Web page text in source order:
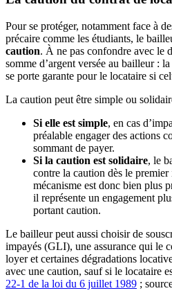
Pour se protéger, notamment face à
précaire comme les étudiants, le
caution. À ne pas confondre avec le
somme d’argent versée au bailleur :
se porte garante pour le locataire si
La caution peut être simple ou
Si elle est simple, en cas
préalable engager des actions
sommant de payer.
Si la caution est solidaire, le
contre la caution dès le
mécanisme est donc bien plus
il représente un engagement
portant caution.
Le bailleur peut aussi choisir de
impayés (GLI), une assurance qui le
loyer et certaines dégradations
avec une caution, sauf si le locataire
22-1 de la loi du 6 juillet 1989 ;